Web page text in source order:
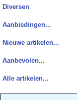
Diversen
Aanbiedingen...
Nieuwe artikelen...
Aanbevolen...
Alle artikelen...